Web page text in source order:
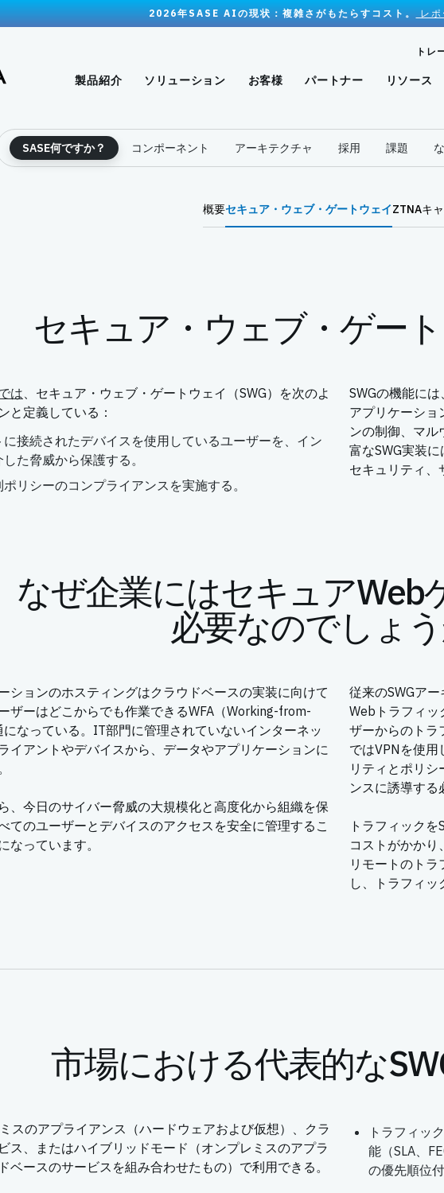
2026年SASE AIの現状：複雑さがもたらすコスト。 レ
トレ
製品紹介 ソリューション お客様 パートナー リソース
SASE何ですか？ コンポーネント アーキテクチャ 採用 課題
概要セキュア・ウェブ・ゲートウェイZTNAキ
セキュア・ウェブ・ゲー
は、セキュア・ウェブ・ゲートウェイ（SWG）を次のよ
と定義している：
接続されたデバイスを使用しているユーザーを、イン
た脅威から保護する。
リシーのコンプライアンスを実施する。
SWGの機能に
アプリケーショ
ンの制御、マ
富なSWG実装
セキュリティ、
なぜ企業にはセキュアWeb
必要なのでしょ
ションのホスティングはクラウドベースの実装に向けて
ザーはどこからでも作業できるWFA（Working-from-
なっている。IT部門に管理されていないインターネッ
イアントやデバイスから、データやアプリケーションに
、今日のサイバー脅威の大規模化と高度化から組織を保
てのユーザーとデバイスのアクセスを安全に管理するこ
なっています。
従来のSWGア
Webトラフィッ
ザーからのトラ
ではVPNを使用
リティとポリ
ンスに誘導する
トラフィック
コストがかか
リモートのト
し、トラフィッ
市場における代表的な
スのアプライアンス（ハードウェアおよび仮想）、クラ
ス、またはハイブリッドモード（オンプレミスのアプラ
ベースのサービスを組み合わせたもの）で利用できる。
トラフィッ
能（SLA、
の優先順位